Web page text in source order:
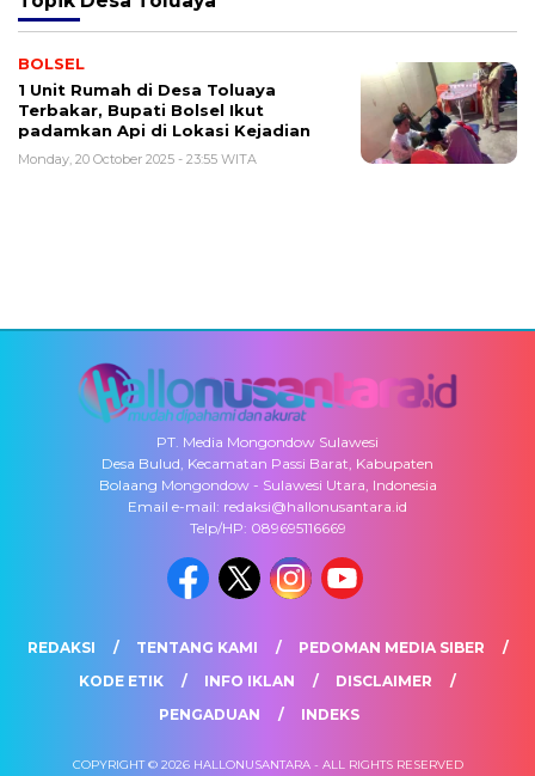
BOLSEL
1 Unit Rumah di Desa Toluaya
Terbakar, Bupati Bolsel Ikut
padamkan Api di Lokasi Kejadian
Monday, 20 October 2025 - 23:55 WITA
PT. Media Mongondow Sulawesi
Desa Bulud, Kecamatan Passi Barat, Kabupaten
Bolaang Mongondow - Sulawesi Utara, Indonesia
Email e-mail: redaksi@hallonusantara.id
Telp/HP: 089695116669
REDAKSI TENTANG KAMI
PEDOMAN MEDIA SIBER
KODE ETIK
INFO IKLAN
DISCLAIMER
PENGADUAN
INDEKS
COPYRIGHT © 2026 HALLONUSANTARA - ALL RIGHTS RESERVED